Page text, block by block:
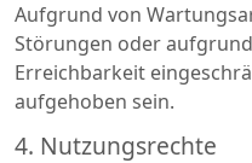
Aufgrund von
Störungen oder
Erreichbarkeit
aufgehoben sein.
4. Nutzungsrechte